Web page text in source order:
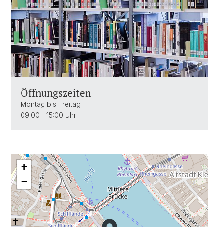
Öffnungszeiten
Montag bis Freitag
09:00 - 15:00 Uhr
+
−